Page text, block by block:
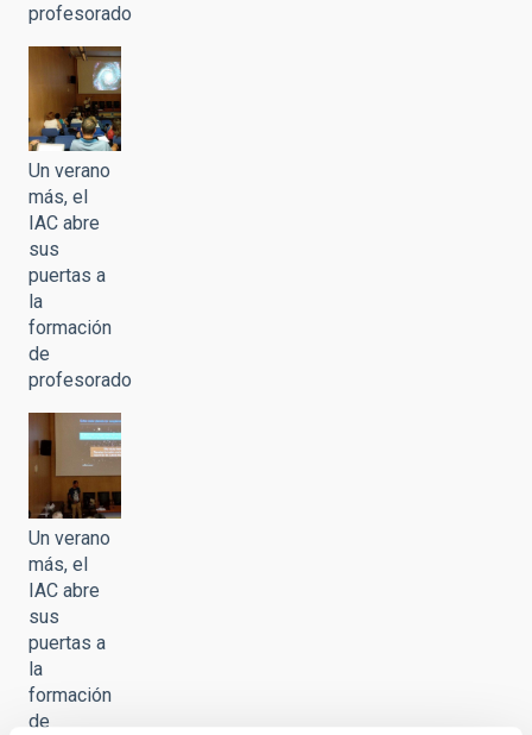
profesorado
Un verano
más, el
IAC abre
sus
puertas a
la
formación
de
profesorado
Un verano
más, el
IAC abre
sus
puertas a
la
formación
de